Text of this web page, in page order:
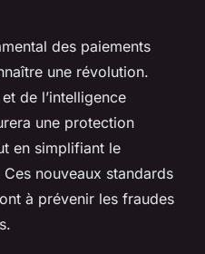
des paiements
une révolution.
de l’intelligence
une protection
en simplifiant le
nouveaux standards
à prévenir les fraudes